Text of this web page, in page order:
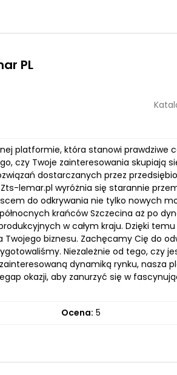
PL
platformie, która stanowi prawdziwe
czy Twoje zainteresowania skupiają
dostarczanych przez
lemar.pl wyróżnia się starannie
do odkrywania nie tylko nowych
krańców Szczecina aż po
w całym kraju. Dzięki
biznesu. Zachęcamy Cię do
Niezależnie od tego, czy
dynamiką rynku, nasza
okazji, aby zanurzyć się w
Ocena: 5